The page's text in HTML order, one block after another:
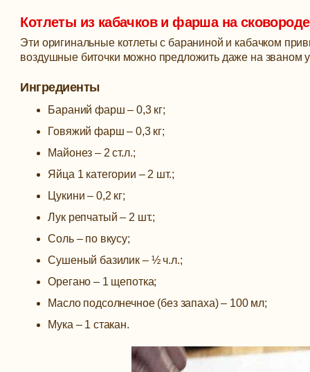
Котлеты из кабачков и фарша на сковороде
Эти оригинальные котлеты с бараниной и кабачком
воздушные биточки можно предложить даже на званом
Ингредиенты
Бараний фарш – 0,3 кг;
Говяжий фарш – 0,3 кг;
Майонез – 2 ст.л.;
Яйца 1 категории – 2 шт.;
Цукини – 0,2 кг;
Лук репчатый – 2 шт.;
Соль – по вкусу;
Сушеный базилик – ½ ч.л.;
Орегано – 1 щепотка;
Масло подсолнечное (без запаха) – 100 мл;
Мука – 1 стакан.